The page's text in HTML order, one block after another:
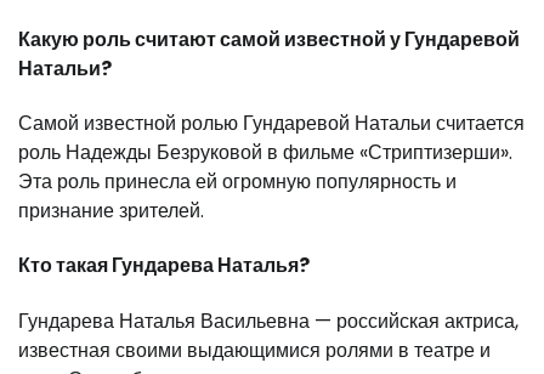
Какую роль считают самой известной у Гундаревой
Натальи?
Самой известной ролью Гундаревой Натальи считается
роль Надежды Безруковой в фильме «Стриптизерши».
Эта роль принесла ей огромную популярность и
признание зрителей.
Кто такая Гундарева Наталья?
Гундарева Наталья Васильевна — российская актриса,
известная своими выдающимися ролями в театре и